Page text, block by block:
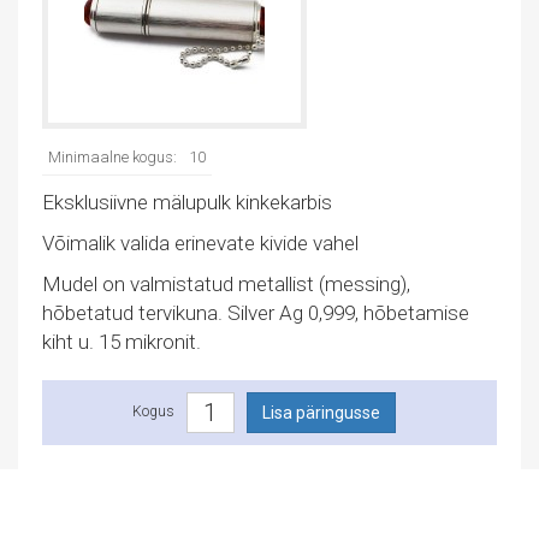
Minimaalne kogus: 10
Eksklusiivne mälupulk kinkekarbis
Võimalik valida erinevate kivide vahel
Mudel on valmistatud metallist (messing),
hõbetatud tervikuna. Silver Ag 0,999, hõbetamise
kiht u. 15 mikronit.
Kogus